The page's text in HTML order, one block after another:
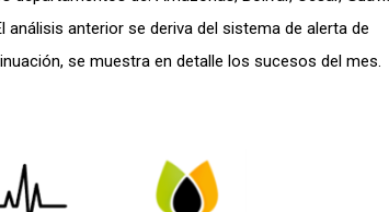
análisis anterior se deriva del sistema de alerta de
se muestra en detalle los sucesos del mes.